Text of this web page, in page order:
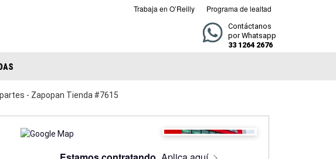
Trabaja en O’Reilly Programa de lealtad
Contáctanos
por Whatsapp
33 1264 2676
- Zapopan Tienda #7615